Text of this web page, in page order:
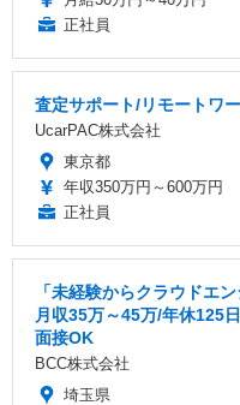
正社員
査定サポート/リモートワ
UcarPAC株式会社
東京都
年収350万円～600万円
正社員
「未経験からクラウドエ
月収35万～45万/年休125
面接OK
BCC株式会社
埼玉県